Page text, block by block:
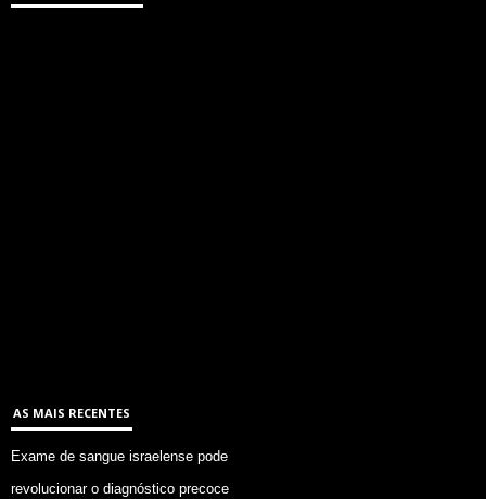
AS MAIS RECENTES
Exame de sangue israelense pode
revolucionar o diagnóstico precoce